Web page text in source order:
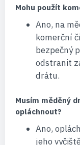
Mohu použít
Ano, na
komerční
bezpečný
odstranit
drátu.
Musím měděný
opláchnout?
Ano,
jeho